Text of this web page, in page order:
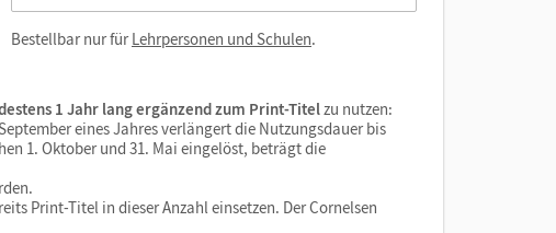
Bestellbar nur fürLehrpersonen und Schulen.
1 Jahr lang ergänzend zum Print-Titelzu nutzen:
eines Jahres verlängert die Nutzungsdauer bis
1. Oktober und 31. Mai eingelöst, beträgt die
Print-Titel in dieser Anzahl einsetzen. Der Cornelsen